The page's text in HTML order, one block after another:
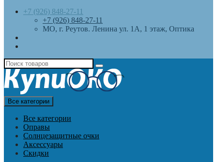
+7 (926) 848-27-11
+7 (926) 848-27-11
МО, г. Реутов. Ленина ул. 1А, 1 этаж, Оптика
Все категории
Все категории
Оправы
Солнцезащитные очки
Аксессуары
Скидки